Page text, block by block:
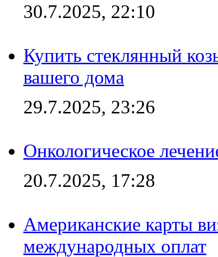
30.7.2025, 22:10
Купить стеклянный
вашего дома
29.7.2025, 23:26
Онкологическое
20.7.2025, 17:28
Американские карты
международных оплат